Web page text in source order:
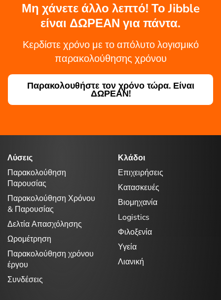
Μη χάνετε άλλο λεπτό! Το Jibble
είναι ΔΩΡΕΑΝ για πάντα.
Κερδίστε χρόνο με το απόλυτο λογισμικό
παρακολούθησης χρόνου
Παρακολουθήστε τον χρόνο τώρα. Είναι
ΔΩΡΕΑΝ!
Λύσεις
Παρακολούθηση
Παρουσίας
Παρακολούθηση Χρόνου
& Παρουσίας
Δελτία Απασχόλησης
Ωρομέτρηση
Παρακολούθηση χρόνου
έργου
Συνδέσεις
Κλάδοι
Επιχειρήσεις
Κατασκευές
Βιομηχανία
Logistics
Φιλοξενία
Υγεία
Λιανική